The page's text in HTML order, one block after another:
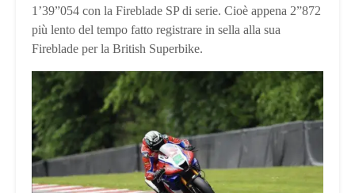
1’39”054 con la Fireblade SP di serie. Cioè appena 2”872
più lento del tempo fatto registrare in sella alla sua
Fireblade per la British Superbike.